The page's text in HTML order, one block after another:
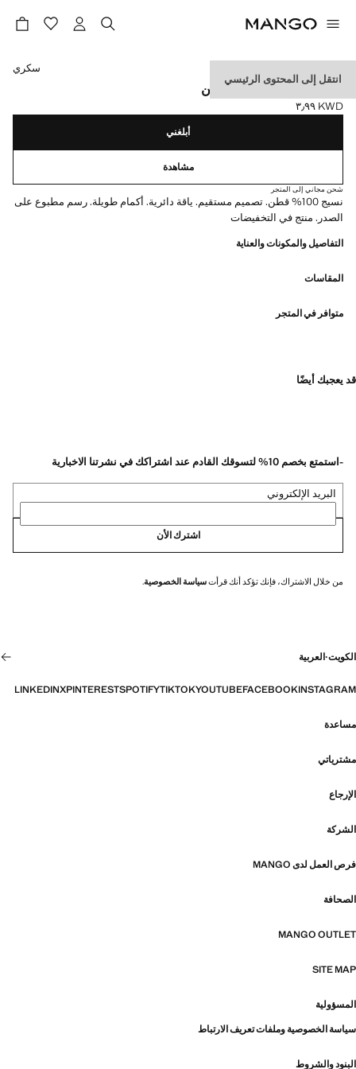
انتقل إلى المحتوى الرئيسي
تي شيرت مطبوع من القطن
السعر الحالي [KWD ٣٫٩٩ ]
KWD ٣٫٩٩
حدد اللون
سكري
أبلغني
مشاهدة
شحن مجاني إلى المتجر
نسيج 100% قطن. تصميم مستقيم. ياقة دائرية. أكمام طويلة. رسم مطبوع على
الصدر. منتج في التخفيضات
التفاصيل والمكونات والعناية
المقاسات
متوافر في المتجر
قد يعجبك أيضًا
-استمتع بخصم 10% لتسوقك القادم عند اشتراكك في نشرتنا الاخبارية
البريد الإلكتروني
اشترك الأن
من خلال الاشتراك، فإنك تؤكد أنك قرأتسياسة الخصوصية.
الكويت·العربية
INSTAGRAM
FACEBOOK
YOUTUBE
TIKTOK
SPOTIFY
PINTEREST
X
LINKEDIN
مساعدة
مشترياتي
الإرجاع
الشركة
فرص العمل لدى MANGO
الصحافة
MANGO OUTLET
SITE MAP
المسؤولية
سياسة الخصوصية وملفات تعريف الارتباط
البنود والشروط